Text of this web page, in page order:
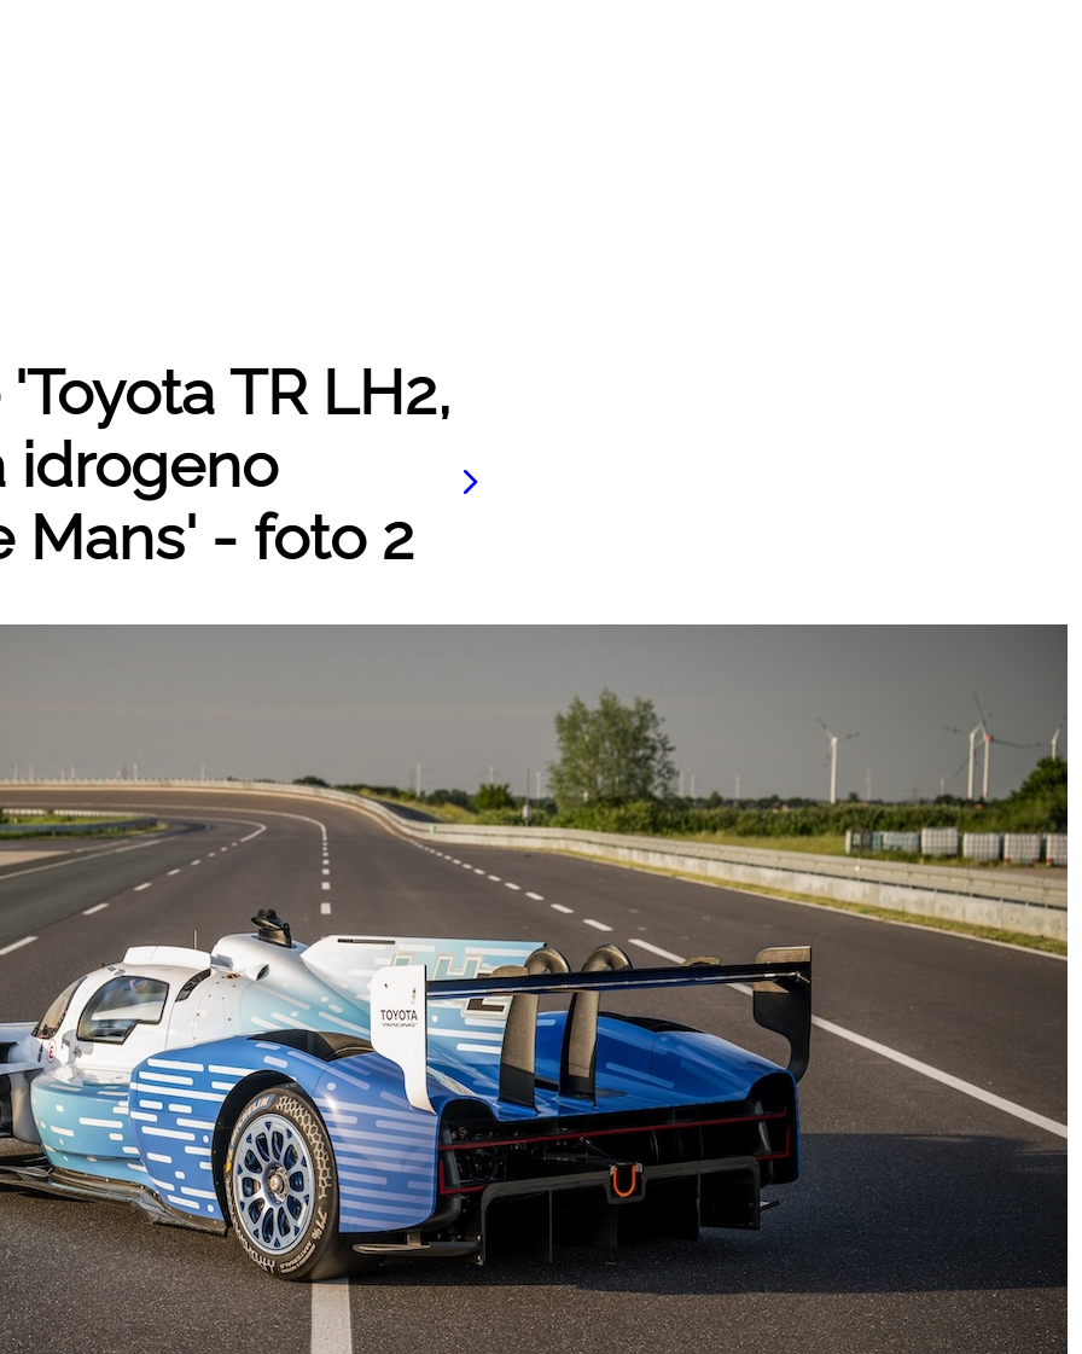
TR LH2,
idrogeno
Mans' - foto 2
Leggi anche
Cascate di Monte Gelato: se tutte
le vie portano a Roma, alcune ci
conducono alla scoperta della
Valle del Treja
Infantino “latin lover”, il Telegraph
accusa: “All’amante una buonuscita
a sei cifre”. Nuova bufera sulla FIFA